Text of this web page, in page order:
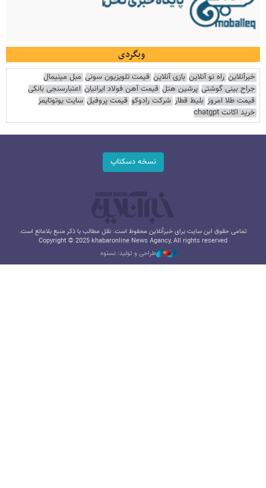
وبگردی
خبرآنلاین راه نو آنلاین بازی آنلاین قیمت تلویزیون سونی مبل مینیمال
جراح بینی گوشتی پرشین هتل قیمت آهن فولاد ایرانیان اعتبارسنجی بانکی
قیمت طلا امروز بلیط قطار شرکت رادوکو قیمت پروفیل سایت یوتوتایمز
خرید اکانت chatgpt
نسخه دسکتاپ
تمامی حقوق این سایت برای خبرآنلاین محفوظ است. نقل مطالب با ذکر منبع بلامانع است.
Copyright © 2025 khabaronline News Agancy, All rights reserved
طراحی و تولید: نستوه